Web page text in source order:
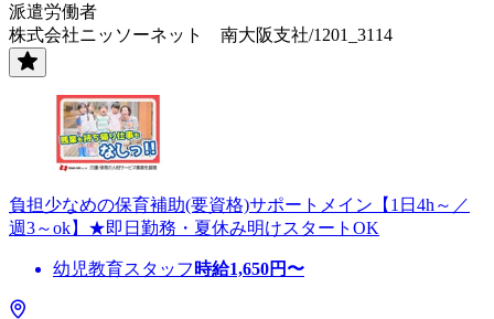
派遣労働者
株式会社ニッソーネット 南大阪支社/1201_3114
負担少なめの保育補助(要資格)サポートメイン【1日4h～／
週3～ok】★即日勤務・夏休み明けスタートOK
幼児教育スタッフ 時給1,650円〜